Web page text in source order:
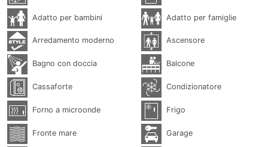
Adatto per bambini Adatto per famiglie
Arredamento moderno Ascensore
Bagno con doccia Balcone
Cassaforte Condizionatore
Forno a microonde Frigo
Fronte mare Garage